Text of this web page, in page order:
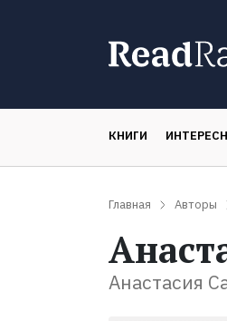
КНИГИ
Главная Авторы
Анастасия